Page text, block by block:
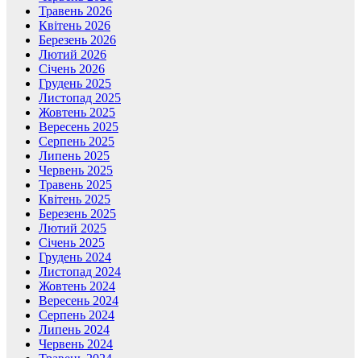
Травень 2026
Квітень 2026
Березень 2026
Лютий 2026
Січень 2026
Грудень 2025
Листопад 2025
Жовтень 2025
Вересень 2025
Серпень 2025
Липень 2025
Червень 2025
Травень 2025
Квітень 2025
Березень 2025
Лютий 2025
Січень 2025
Грудень 2024
Листопад 2024
Жовтень 2024
Вересень 2024
Серпень 2024
Липень 2024
Червень 2024